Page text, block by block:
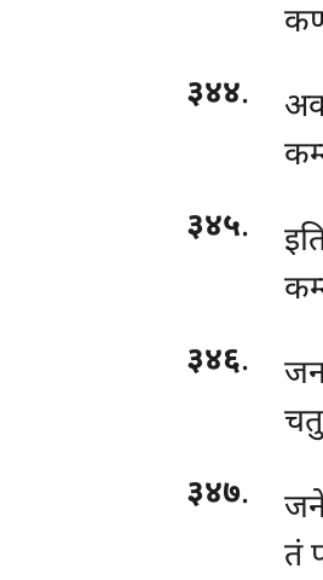
३४४.
३४५.
३४६.
३४७.
तं